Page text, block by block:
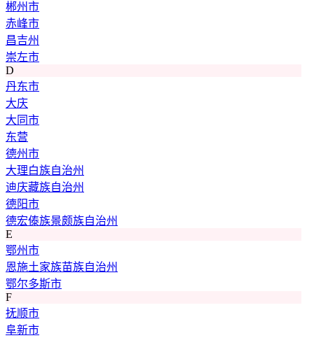
郴州市
赤峰市
昌吉州
崇左市
D
丹东市
大庆
大同市
东营
德州市
大理白族自治州
迪庆藏族自治州
德阳市
德宏傣族景颇族自治州
E
鄂州市
恩施土家族苗族自治州
鄂尔多斯市
F
抚顺市
阜新市